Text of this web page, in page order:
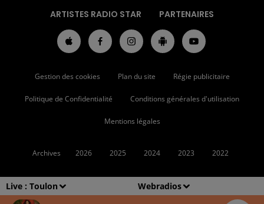
Live : Toulon Webradios
ARTISTES RADIO STAR PARTENAIRES
Gestion des cookies Plan du site Régie publicitaire
Politique de Confidentialité Conditions générales d'utilisation
Mentions légales
Archives 2026 2025 2024 2023 2022